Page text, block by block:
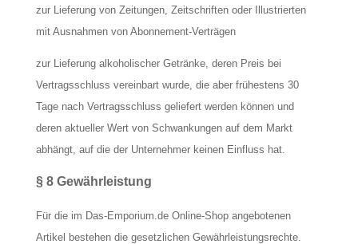
zur Lieferung von Zeitungen, Zeitschriften oder Illustrierten
mit Ausnahmen von Abonnement-Verträgen
zur Lieferung alkoholischer Getränke, deren Preis bei
Vertragsschluss vereinbart wurde, die aber frühestens 30
Tage nach Vertragsschluss geliefert werden können und
deren aktueller Wert von Schwankungen auf dem Markt
abhängt, auf die der Unternehmer keinen Einfluss hat.
§ 8 Gewährleistung
Für die im Das-Emporium.de Online-Shop angebotenen
Artikel bestehen die gesetzlichen Gewährleistungsrechte.